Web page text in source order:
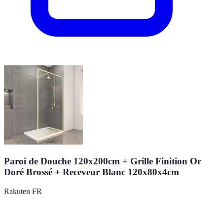
Paroi de Douche 120x200cm + Grille Finition Or
Doré Brossé + Receveur Blanc 120x80x4cm
Rakuten FR